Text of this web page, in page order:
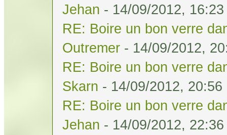
Jehan - 14/09/2012, 16:23
RE: Boire un bon verre
Outremer - 14/09/2012,
RE: Boire un bon verre
Skarn - 14/09/2012, 20:56
RE: Boire un bon verre
Jehan - 14/09/2012, 22:36